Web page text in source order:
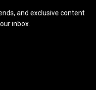
and exclusive content
inbox.